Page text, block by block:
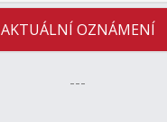
AKTUÁLNÍ OZNÁMENÍ
---